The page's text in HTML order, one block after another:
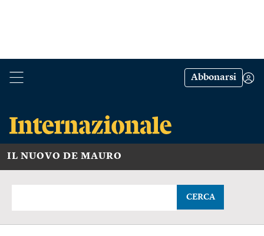
Abbonarsi
IL NUOVO DE MAURO
CERCA